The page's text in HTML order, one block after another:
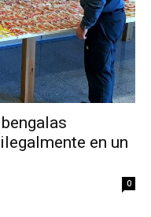
en un
0